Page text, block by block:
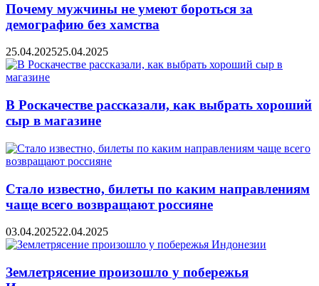
Почему мужчины не умеют бороться за
демографию без хамства
25.04.202525.04.2025
В Роскачестве рассказали, как выбрать хороший
сыр в магазине
Стало известно, билеты по каким направлениям
чаще всего возвращают россияне
03.04.202522.04.2025
Землетрясение произошло у побережья